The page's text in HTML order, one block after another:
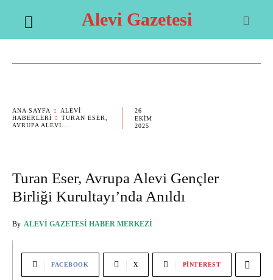
Alevi Gazetesi
ANA SAYFA
ALEVI
HABERLERI
TURAN ESER,
AVRUPA ALEVI...
26
EKIM
2025
Turan Eser, Avrupa Alevi Gençler
Birliği Kurultayı’nda Anıldı
By ALEVI GAZETESI HABER MERKEZI
FACEBOOK X PINTEREST